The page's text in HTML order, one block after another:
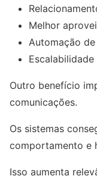
Melhor
Automação
Outro benefício
comunicações.
Os sistemas
comportamento e
Isso aumenta